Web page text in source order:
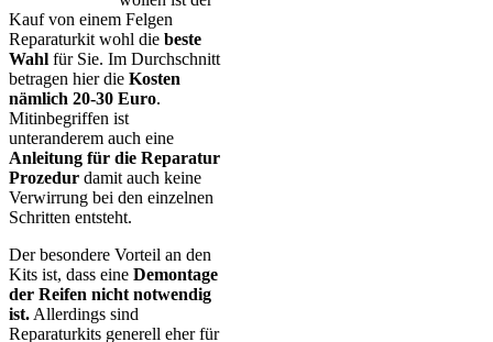
Kauf von einem Felgen
Reparaturkit wohl die beste
Wahl für Sie. Im Durchschnitt
betragen hier die Kosten
nämlich 20-30 Euro.
Mitinbegriffen ist
unteranderem auch eine
Anleitung für die Reparatur
Prozedur damit auch keine
Verwirrung bei den einzelnen
Schritten entsteht.
Der besondere Vorteil an den
Kits ist, dass eine Demontage
der Reifen nicht notwendig
ist. Allerdings sind
Reparaturkits generell eher für